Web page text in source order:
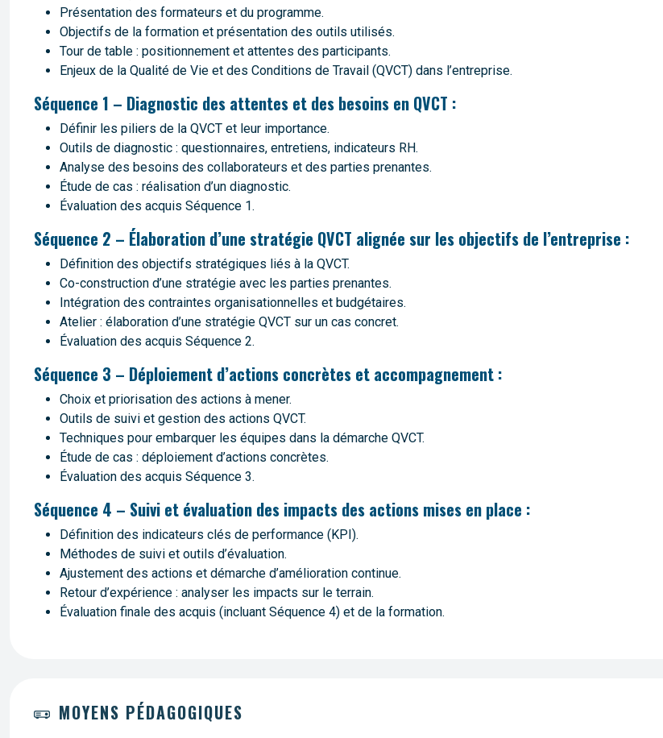
Présentation des formateurs et du programme.
Objectifs de la formation et présentation des outils utilisés.
Tour de table : positionnement et attentes des participants.
Enjeux de la Qualité de Vie et des Conditions de Travail (QVCT) dans l’entreprise.
Séquence 1 – Diagnostic des attentes et des besoins en QVCT :
Définir les piliers de la QVCT et leur importance.
Outils de diagnostic : questionnaires, entretiens, indicateurs RH.
Analyse des besoins des collaborateurs et des parties prenantes.
Étude de cas : réalisation d’un diagnostic.
Évaluation des acquis Séquence 1.
Séquence 2 – Élaboration d’une stratégie QVCT alignée sur les objectifs de l’entreprise :
Définition des objectifs stratégiques liés à la QVCT.
Co-construction d’une stratégie avec les parties prenantes.
Intégration des contraintes organisationnelles et budgétaires.
Atelier : élaboration d’une stratégie QVCT sur un cas concret.
Évaluation des acquis Séquence 2.
Séquence 3 – Déploiement d’actions concrètes et accompagnement :
Choix et priorisation des actions à mener.
Outils de suivi et gestion des actions QVCT.
Techniques pour embarquer les équipes dans la démarche QVCT.
Étude de cas : déploiement d’actions concrètes.
Évaluation des acquis Séquence 3.
Séquence 4 – Suivi et évaluation des impacts des actions mises en place :
Définition des indicateurs clés de performance (KPI).
Méthodes de suivi et outils d’évaluation.
Ajustement des actions et démarche d’amélioration continue.
Retour d’expérience : analyser les impacts sur le terrain.
Évaluation finale des acquis (incluant Séquence 4) et de la formation.
MOYENS PÉDAGOGIQUES